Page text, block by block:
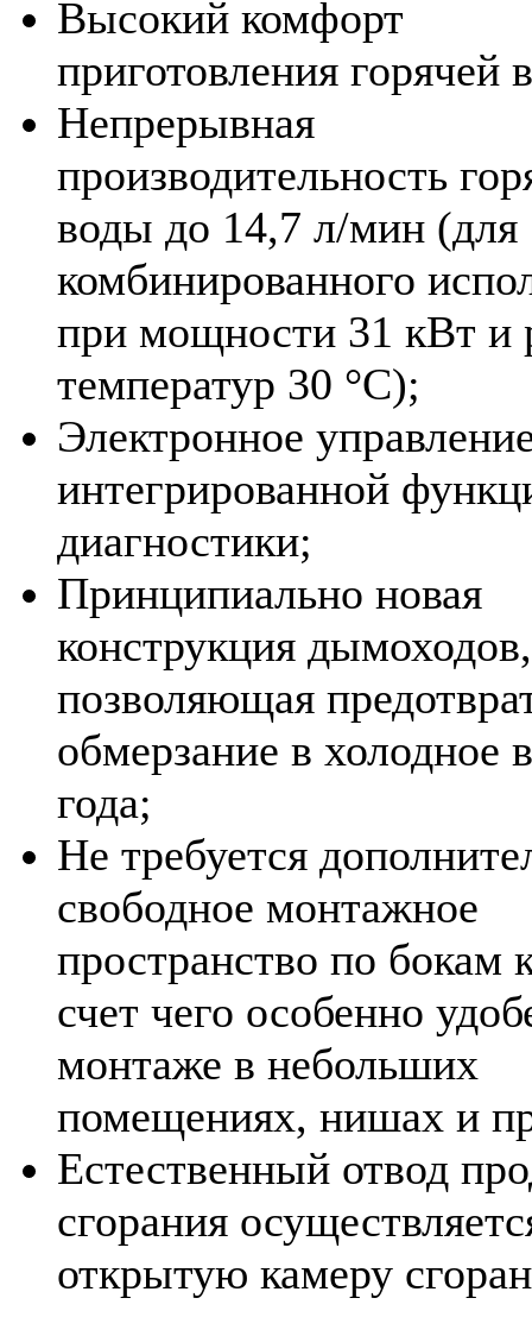
Высокий комфорт
приготовления горячей
Непрерывная
производительность
воды до 14,7 л/мин (для
комбинированного
при мощности 31 кВт и
температур 30 °C);
Электронное
интегрированной
диагностики;
Принципиально новая
конструкция дымоходов,
позволяющая
обмерзание в холодное
года;
Не требуется
свободное монтажное
пространство по бокам
счет чего особенно
монтаже в небольших
помещениях, нишах и
Естественный отвод
сгорания
открытую камеру